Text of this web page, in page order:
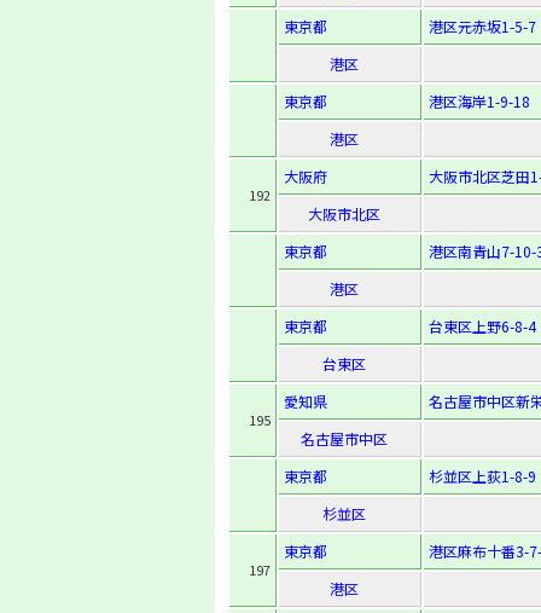
東京都
港区元赤坂1-5-7
港区
東京都
港区海岸1-9-18
港区
192
大阪府
大阪市北区芝田
大阪市北区
東京都
港区南青山7-10-
港区
東京都
台東区上野6-8-4
台東区
195
愛知県
名古屋市中区新
名古屋市中区
東京都
杉並区上荻1-8-9
杉並区
197
東京都
港区麻布十番3-
港区